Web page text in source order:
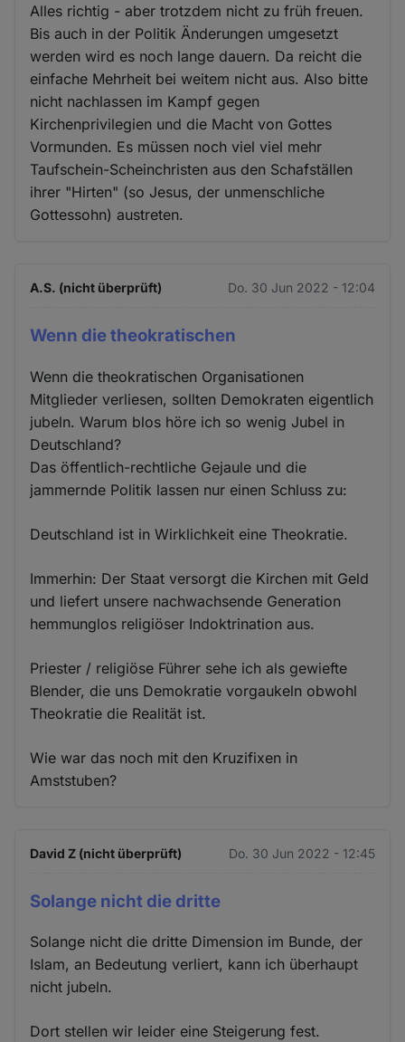
Alles richtig - aber trotzdem nicht zu früh freuen.
Bis auch in der Politik Änderungen umgesetzt
werden wird es noch lange dauern. Da reicht die
einfache Mehrheit bei weitem nicht aus. Also bitte
nicht nachlassen im Kampf gegen
Kirchenprivilegien und die Macht von Gottes
Vormunden. Es müssen noch viel viel mehr
Taufschein-Scheinchristen aus den Schafställen
ihrer "Hirten" (so Jesus, der unmenschliche
Gottessohn) austreten.
A.S. (nicht überprüft) Do. 30 Jun 2022 - 12:04
Wenn die theokratischen
Wenn die theokratischen Organisationen
Mitglieder verliesen, sollten Demokraten eigentlich
jubeln. Warum blos höre ich so wenig Jubel in
Deutschland?
Das öffentlich-rechtliche Gejaule und die
jammernde Politik lassen nur einen Schluss zu:
Deutschland ist in Wirklichkeit eine Theokratie.
Immerhin: Der Staat versorgt die Kirchen mit Geld
und liefert unsere nachwachsende Generation
hemmunglos religiöser Indoktrination aus.
Priester / religiöse Führer sehe ich als gewiefte
Blender, die uns Demokratie vorgaukeln obwohl
Theokratie die Realität ist.
Wie war das noch mit den Kruzifixen in
Amststuben?
David Z (nicht überprüft) Do. 30 Jun 2022 - 12:45
Solange nicht die dritte
Solange nicht die dritte Dimension im Bunde, der
Islam, an Bedeutung verliert, kann ich überhaupt
nicht jubeln.
Dort stellen wir leider eine Steigerung fest.